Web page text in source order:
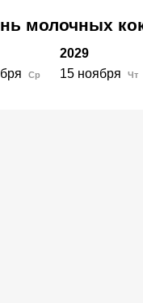
молочных
2029
Ср 15 ноября Чт